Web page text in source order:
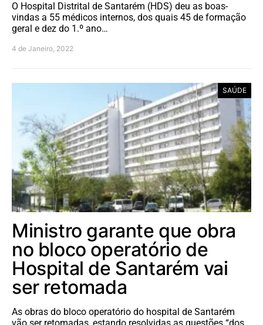
O Hospital Distrital de Santarém (HDS) deu as boas-
vindas a 55 médicos internos, dos quais 45 de formação
geral e dez do 1.º ano…
4 de Janeiro, 2022
SAÚDE
Ministro garante que obra
no bloco operatório de
Hospital de Santarém vai
ser retomada
As obras do bloco operatório do hospital de Santarém